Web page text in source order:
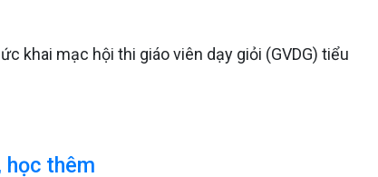
khai mạc hội thi giáo viên dạy giỏi (GVDG) tiểu
học thêm